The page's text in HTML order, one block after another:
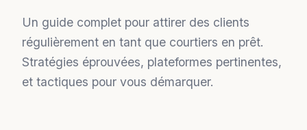
Un guide complet pour attirer des clients
régulièrement en tant que courtiers en prêt.
Stratégies éprouvées, plateformes pertinentes,
et tactiques pour vous démarquer.